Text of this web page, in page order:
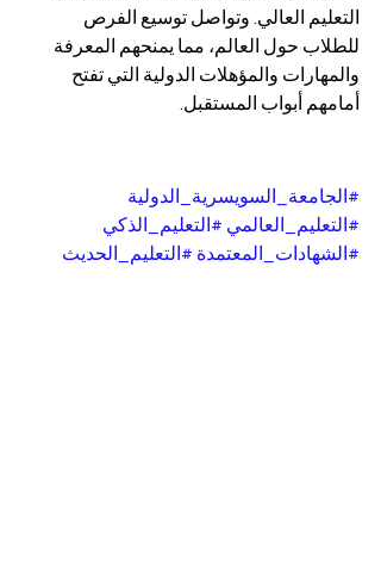
التعليم العالي. وتواصل توسيع الفرص
للطلاب حول العالم، مما يمنحهم المعرفة
والمهارات والمؤهلات الدولية التي تفتح
أمامهم أبواب المستقبل.
#الجامعة_السويسرية_الدولية
#التعليم_العالمي #التعليم_الذكي
#الشهادات_المعتمدة #التعليم_الحديث